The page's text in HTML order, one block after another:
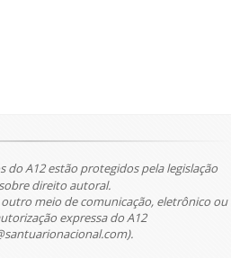
do A12 estão protegidos pela legislação
direito autoral.
meio de comunicação, eletrônico ou
expressa do A12